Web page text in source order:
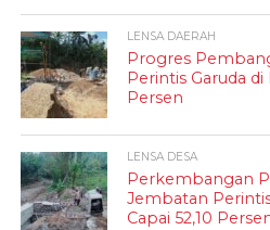
LENSA DAERAH
Progres
Perintis Garuda di
Persen
LENSA DESA
Perkembangan
Jembatan
Capai 52,10